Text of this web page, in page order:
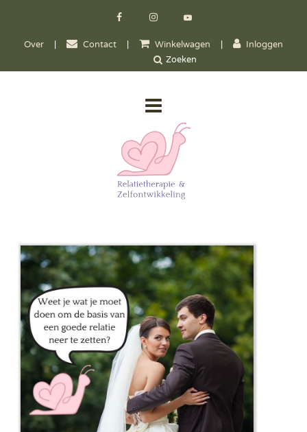
Over | Contact | Winkelwagen | Inloggen